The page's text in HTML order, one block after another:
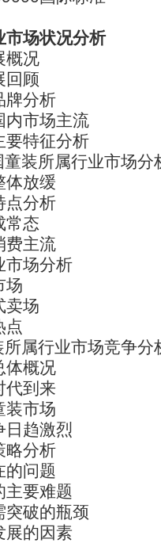
市场状况分析
概况
回顾
牌分析
内市场主流
要特征分析
装所属行业市场分
体放缓
点分析
常态
费主流
市场分析
场
卖场
点
属行业市场竞争分
体概况
代到来
装市场
日趋激烈
略分析
的问题
主要难题
突破的瓶颈
展的因素